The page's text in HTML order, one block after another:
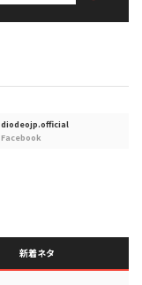
diodeojp.official
Facebook
新着ネタ